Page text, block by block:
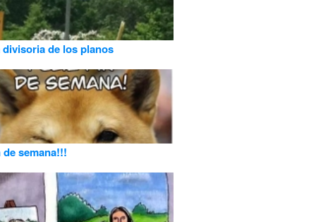
divisoria de los planos
semana!!!